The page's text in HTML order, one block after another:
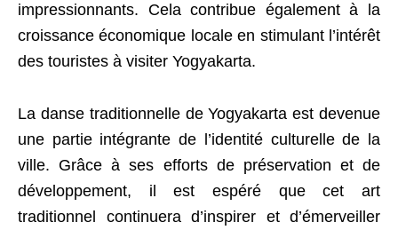
impressionnants. Cela contribue également à la
croissance économique locale en stimulant l’intérêt
des touristes à visiter Yogyakarta.
La danse traditionnelle de Yogyakarta est devenue
une partie intégrante de l’identité culturelle de la
ville. Grâce à ses efforts de préservation et de
développement, il est espéré que cet art
traditionnel continuera d’inspirer et d’émerveiller